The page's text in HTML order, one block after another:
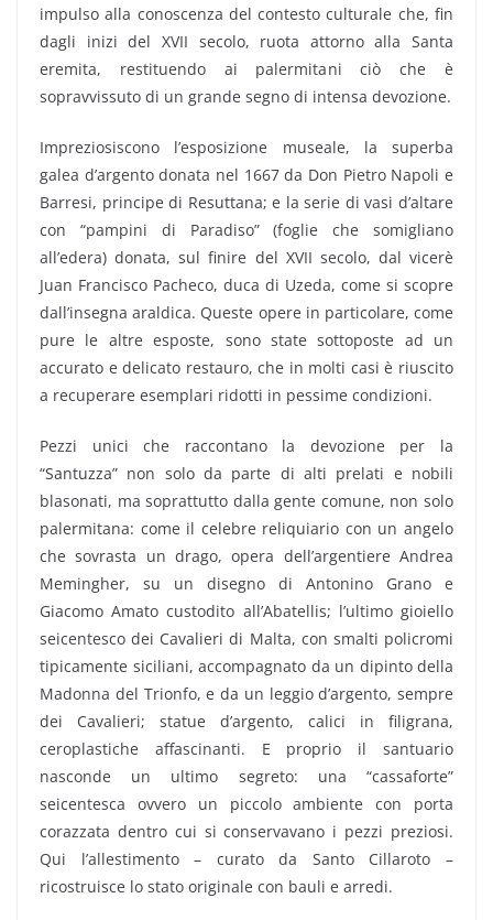
impulso alla conoscenza del contesto culturale che, fin
dagli inizi del XVII secolo, ruota attorno alla Santa
eremita, restituendo ai palermitani ciò che è
sopravvissuto di un grande segno di intensa devozione.
Impreziosiscono l’esposizione museale, la superba
galea d’argento donata nel 1667 da Don Pietro Napoli e
Barresi, principe di Resuttana; e la serie di vasi d’altare
con “pampini di Paradiso” (foglie che somigliano
all’edera) donata, sul finire del XVII secolo, dal vicerè
Juan Francisco Pacheco, duca di Uzeda, come si scopre
dall’insegna araldica. Queste opere in particolare, come
pure le altre esposte, sono state sottoposte ad un
accurato e delicato restauro, che in molti casi è riuscito
a recuperare esemplari ridotti in pessime condizioni.
Pezzi unici che raccontano la devozione per la
“Santuzza” non solo da parte di alti prelati e nobili
blasonati, ma soprattutto dalla gente comune, non solo
palermitana: come il celebre reliquiario con un angelo
che sovrasta un drago, opera dell’argentiere Andrea
Memingher, su un disegno di Antonino Grano e
Giacomo Amato custodito all’Abatellis; l’ultimo gioiello
seicentesco dei Cavalieri di Malta, con smalti policromi
tipicamente siciliani, accompagnato da un dipinto della
Madonna del Trionfo, e da un leggio d’argento, sempre
dei Cavalieri; statue d’argento, calici in filigrana,
ceroplastiche affascinanti. E proprio il santuario
nasconde un ultimo segreto: una “cassaforte”
seicentesca ovvero un piccolo ambiente con porta
corazzata dentro cui si conservavano i pezzi preziosi.
Qui l’allestimento – curato da Santo Cillaroto –
ricostruisce lo stato originale con bauli e arredi.